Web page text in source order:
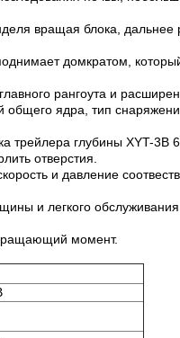
вращая блока, дальнее
домкратом,
рангоута и
ядра, тип
глубины XYT-3B
отверстия.
и давление
и легкого обслуживания.
момент.